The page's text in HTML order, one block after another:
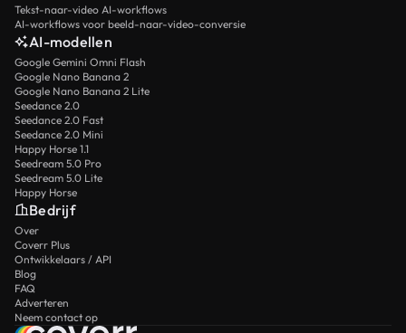
Tekst-naar-video AI-workflows
AI-workflows voor beeld-naar-video-conversie
AI-modellen
Google Gemini Omni Flash
Google Nano Banana 2
Google Nano Banana 2 Lite
Seedance 2.0
Seedance 2.0 Fast
Seedance 2.0 Mini
Happy Horse 1.1
Seedream 5.0 Pro
Seedream 5.0 Lite
Happy Horse
Bedrijf
Over
Coverr Plus
Ontwikkelaars / API
Blog
FAQ
Adverteren
Neem contact op